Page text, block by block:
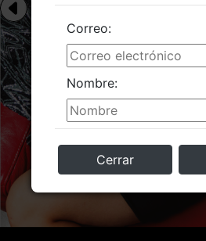
Nombre:
Correo:
Cerrar